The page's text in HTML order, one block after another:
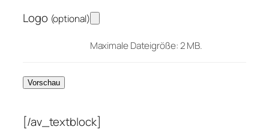
Logo (optional)
Maximale Dateigröße: 2 MB.
[/av_textblock]